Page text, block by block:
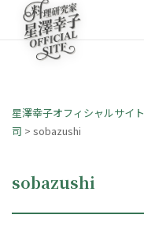
星澤幸子オフィシャルサイト
司 > sobazushi
sobazushi